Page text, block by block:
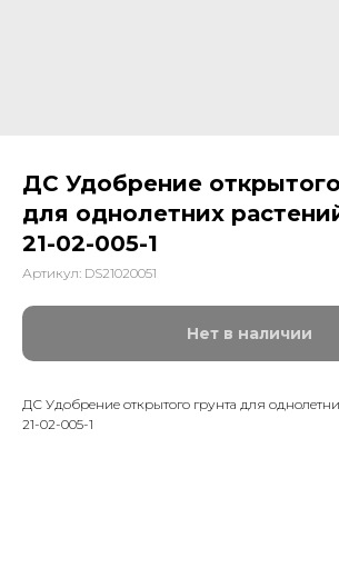
ДС Удобрение
для однолетних
21-02-005-1
Артикул: DS21020051
Нет в наличии
ДС Удобрение открытого грунта для
21-02-005-1